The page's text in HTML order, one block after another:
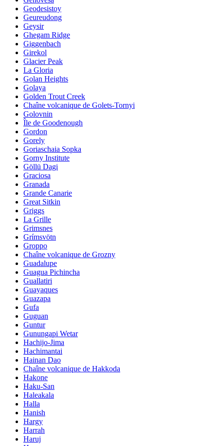
Geodesistoy
Geureudong
Geysir
Ghegam Ridge
Giggenbach
Girekol
Glacier Peak
La Gloria
Golan Heights
Golaya
Golden Trout Creek
Chaîne volcanique de Golets-Tornyi
Golovnin
Île de Goodenough
Gordon
Gorely
Goriaschaia Sopka
Gorny Institute
Göllü Dagi
Graciosa
Granada
Grande Canarie
Great Sitkin
Griggs
La Grille
Grimsnes
Grímsvötn
Groppo
Chaîne volcanique de Grozny
Guadalupe
Guagua Pichincha
Guallatiri
Guayaques
Guazapa
Gufa
Guguan
Guntur
Gunungapi Wetar
Hachijo-Jima
Hachimantai
Hainan Dao
Chaîne volcanique de Hakkoda
Hakone
Haku-San
Haleakala
Halla
Hanish
Hargy
Harrah
Haruj